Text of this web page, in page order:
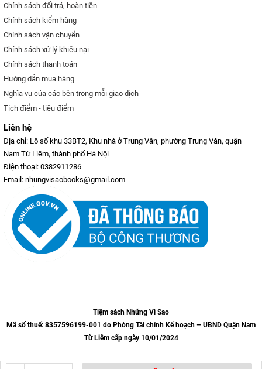
Chính sách đổi trả, hoàn tiền
Chính sách kiểm hàng
Chính sách vận chuyển
Chính sách xử lý khiếu nại
Chính sách thanh toán
Hướng dẫn mua hàng
Nghĩa vụ của các bên trong mỗi giao dịch
Tích điểm - tiêu điểm
Liên hệ
Địa chỉ: Lô số khu 33BT2, Khu nhà ở Trung Văn, phường Trung Văn, quận
Nam Từ Liêm, thành phố Hà Nội
Điện thoại: 0382911286
Email: nhungvisaobooks@gmail.com
Tiệm sách Những Vì Sao
Mã số thuế: 8357596199-001 do Phòng Tài chính Kế hoạch – UBND Quận Nam
Từ Liêm cấp ngày 10/01/2024